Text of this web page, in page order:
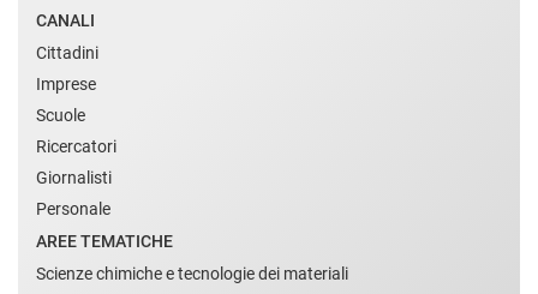
CANALI
Cittadini
Imprese
Scuole
Ricercatori
Giornalisti
Personale
AREE TEMATICHE
Scienze chimiche e tecnologie dei materiali